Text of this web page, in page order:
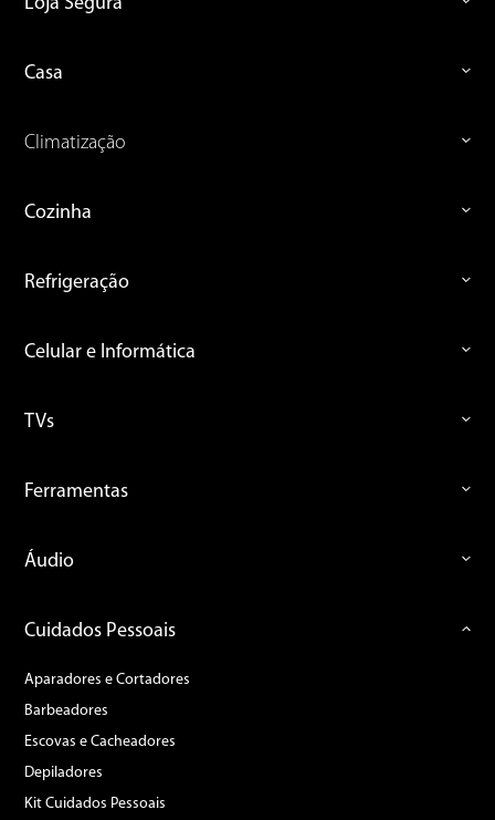
Casa
Climatização
Cozinha
Refrigeração
Celular e Informática
TVs
Ferramentas
Áudio
Cuidados Pessoais
Aparadores e Cortadores
Barbeadores
Escovas e Cacheadores
Depiladores
Kit Cuidados Pessoais